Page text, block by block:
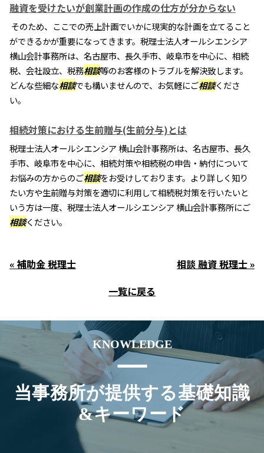
融資を受けたいが創業計画の作成の仕方が分からない
そのため、ここでの売上計画でいかに現実的な計画を立てること
ができるかが重要になってきます。税理士法人オールシエンシア
横山会計事務所は、名古屋市、長久手市、岐阜市を中心に、相続
税、会社設立、税務相談等のお客様のトラブルを解決致します。
どんな些細な相談でも構いませんので、お気軽にご相談くださ
い。
相続対策における生前贈与(生前分与)とは
税理士法人オールシエンシア 横山会計事務所は、名古屋市、長久
手市、岐阜市を中心に、相続対策や相続税の申告・納付について
お悩みの方からのご相談をお受けしております。より詳しく知り
たい方や生前贈与対策を適切に利用して相続税対策を行いたいと
いう方は一度、税理士法人オールシエンシア 横山会計事務所にご
相談ください。
« 補助金 税理士
相談 融資 税理士 »
一覧に戻る
KNOWLEDGE
当事務所が提供する基礎知識
&キーワード